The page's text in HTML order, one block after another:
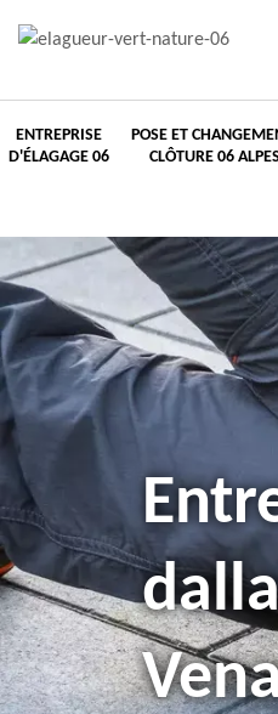
ENTREPRISE
D'ÉLAGAGE 06
POSE ET
CLÔTURE 06